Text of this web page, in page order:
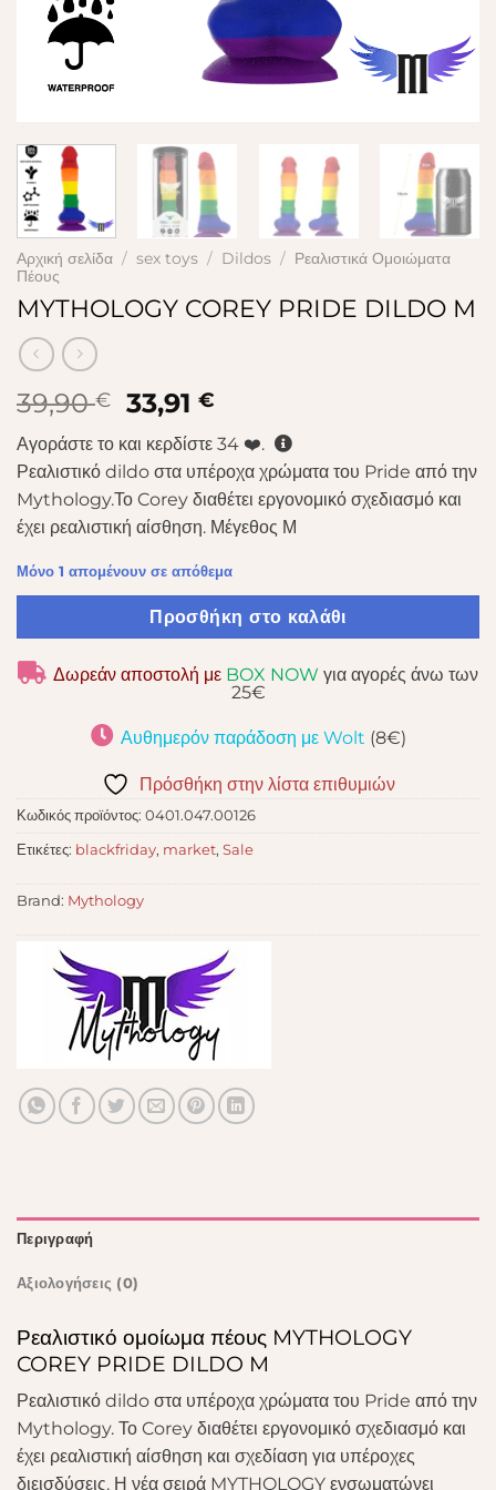
Αρχική σελίδα / sex toys / Dildos / Ρεαλιστικά Ομοιώματα
Πέους
MYTHOLOGY COREY PRIDE DILDO M
39,90€
Original
price
was:
39,90 €.
33,91€
τρέχουσα
τιμή
είναι:
33,91 €.
Αγοράστε το και κερδίστε 34 ❤️.
Ρεαλιστικό dildo στα υπέροχα χρώματα του Pride από την
Mythology.Το Corey διαθέτει εργονομικό σχεδιασμό και
έχει ρεαλιστική αίσθηση. Μέγεθος Μ
Μόνο 1 απομένουν σε απόθεμα
Προσθήκη στο καλάθι
Δωρεάν αποστολή με BOX NOW για αγορές άνω των
25€
Αυθημερόν παράδοση με Wolt (8€)
Πρόσθήκη στην λίστα επιθυμιών
Κωδικός προϊόντος: 0401.047.00126
Ετικέτες: blackfriday, market, Sale
Brand: Mythology
Περιγραφή
Αξιολογήσεις (0)
Ρεαλιστικό ομοίωμα πέους MYTHOLOGY
COREY PRIDE DILDO M
Ρεαλιστικό dildo στα υπέροχα χρώματα του Pride από την
Mythology. Το Corey διαθέτει εργονομικό σχεδιασμό και
έχει ρεαλιστική αίσθηση και σχεδίαση για υπέροχες
διεισδύσεις. Η νέα σειρά MYTHOLOGY ενσωματώνει